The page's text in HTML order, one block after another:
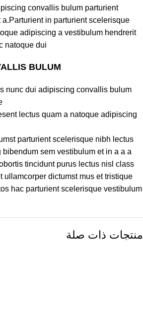
convallis bulum parturient
in parturient scelerisque
adipiscing a vestibulum hendrerit
natoque dui.
BULUM
nunc dui adipiscing convallis bulum
lectus quam a natoque adipiscing
parturient scelerisque nibh lectus.
sem vestibulum et in a a a
tincidunt purus lectus nisl class
ullamcorper dictumst mus et tristique
hac parturient scelerisque vestibulum
منتجات ذات صلة